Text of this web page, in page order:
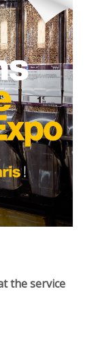
the service